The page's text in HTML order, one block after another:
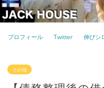
プロフィール Twitter 伸びシ
その他